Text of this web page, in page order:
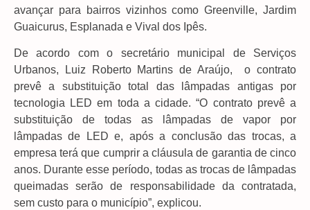
avançar para bairros vizinhos como Greenville, Jardim
Guaicurus, Esplanada e Vival dos Ipês.
De acordo com o secretário municipal de Serviços
Urbanos, Luiz Roberto Martins de Araújo, o contrato
prevê a substituição total das lâmpadas antigas por
tecnologia LED em toda a cidade. “O contrato prevê a
substituição de todas as lâmpadas de vapor por
lâmpadas de LED e, após a conclusão das trocas, a
empresa terá que cumprir a cláusula de garantia de cinco
anos. Durante esse período, todas as trocas de lâmpadas
queimadas serão de responsabilidade da contratada,
sem custo para o município”, explicou.